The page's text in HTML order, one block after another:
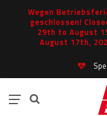
Wegen
geschlossen!
29th to August
August 17th,